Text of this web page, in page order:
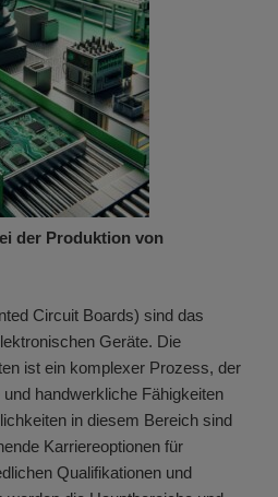
der Produktion von
Circuit Boards) sind das
Geräte. Die
ist ein komplexer Prozess, der
handwerkliche Fähigkeiten
in diesem Bereich sind
Karriereoptionen für
Qualifikationen und